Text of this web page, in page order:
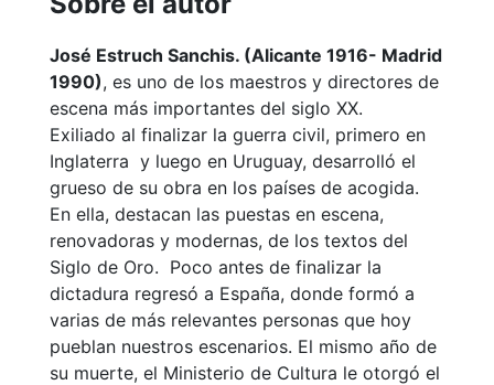
José Estruch Sanchis. (Alicante 1916- Madrid
1990), es uno de los maestros y directores de
escena más importantes del siglo XX.
Exiliado al finalizar la guerra civil, primero en
Inglaterra y luego en Uruguay, desarrolló el
grueso de su obra en los países de acogida.
En ella, destacan las puestas en escena,
renovadoras y modernas, de los textos del
Siglo de Oro. Poco antes de finalizar la
dictadura regresó a España, donde formó a
varias de más relevantes personas que hoy
pueblan nuestros escenarios. El mismo año de
su muerte, el Ministerio de Cultura le otorgó el